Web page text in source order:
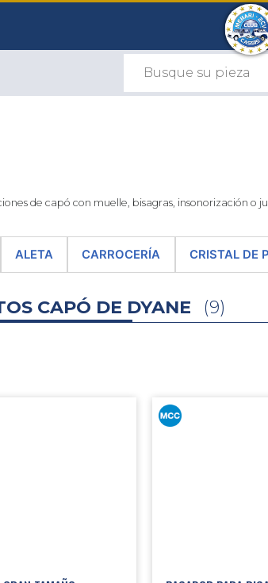
de capó con muelle, bisagras, insonorización o
ALETA CARROCERÍA CRISTAL DE
CAPÓ DE DYANE (9)